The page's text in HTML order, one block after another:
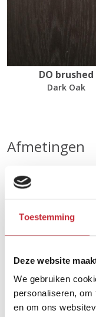
Toestemming
Deze website
We gebruiken
personaliseren,
en om ons
DO brushed
Dark Oak
Afmetingen
Zoek uw
dealer